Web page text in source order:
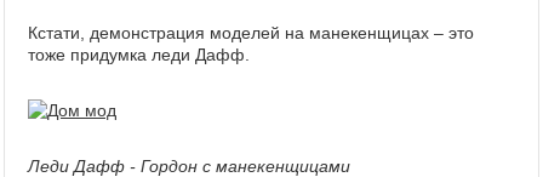
Кстати, демонстрация моделей на манекенщицах – это
тоже придумка леди Дафф.
Леди Дафф - Гордон с манекенщицами